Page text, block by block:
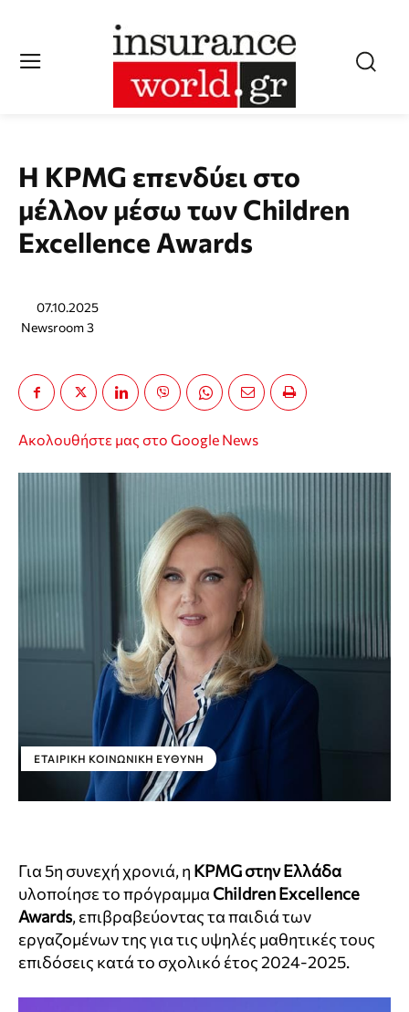
Η KPMG επενδύει στο
μέλλον μέσω των Children
Excellence Awards
07.10.2025
Newsroom 3
Ακολουθήστε μας στο Google News
ΕΤΑΙΡΙΚΉ ΚΟΙΝΩΝΙΚΉ ΕΥΘΎΝΗ
Για 5η συνεχή χρονιά, η KPMG στην Ελλάδα
υλοποίησε το πρόγραμμα ChildrenExcellence
Awards, επιβραβεύοντας τα παιδιά των
εργαζομένων της για τις υψηλές μαθητικές τους
επιδόσεις κατά το σχολικό έτος 2024-2025.